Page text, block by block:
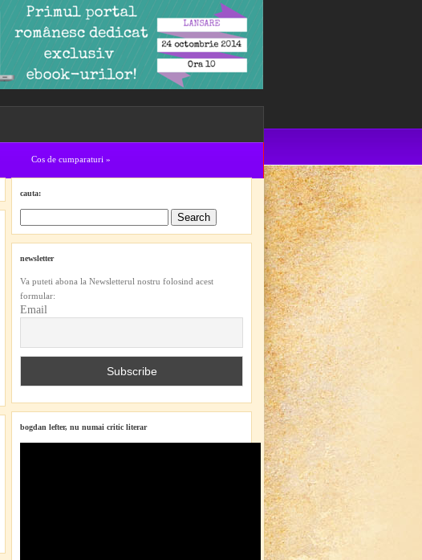
Cos de cumparaturi »
cauta:
newsletter
Va puteti abona la Newsletterul nostru folosind acest
formular:
Email
bogdan lefter, nu numai critic literar